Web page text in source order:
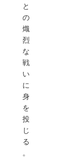
と
の
熾
烈
な
戦
い
に
身
を
投
じ
る
。